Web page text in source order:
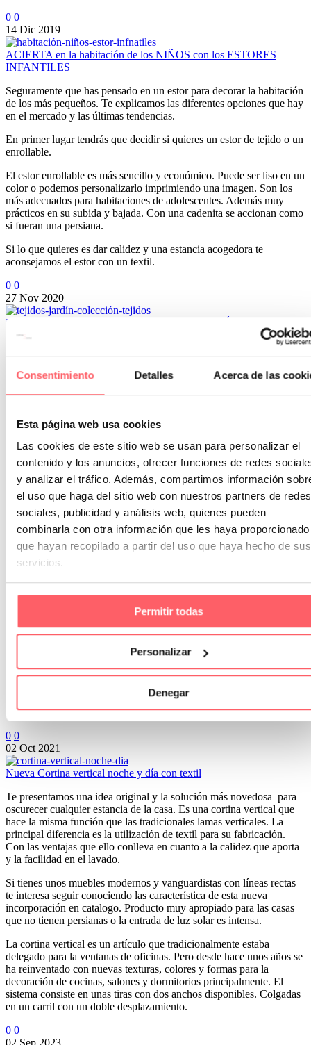
Consentimiento Detalles Acerca de las
Esta página web usa cookies
Las cookies de este sitio web se usan para personalizar el
contenido y los anuncios, ofrecer funciones de redes
y analizar el tráfico. Además, compartimos información
el uso que haga del sitio web con nuestros partners de redes
sociales, publicidad y análisis web, quienes pueden
combinarla con otra información que les haya proporcionado
que hayan recopilado a partir del uso que haya hecho de sus
servicios.
Permitir todas
Personalizar
Denegar
0 0
14 Dic 2019
ACIERTA en la habitación de los NIÑOS con los ESTORES
INFANTILES
Seguramente que has pensado en un estor para decorar la habitación
de los más pequeños. Te explicamos las diferentes opciones que hay
en el mercado y las últimas tendencias.
En primer lugar tendrás que decidir si quieres un estor de tejido o un
enrollable.
El estor enrollable es más sencillo y económico. Puede ser liso en un
color o podemos personalizarlo imprimiendo una imagen. Son los
más adecuados para habitaciones de adolescentes. Además muy
prácticos en su subida y bajada. Con una cadenita se accionan como
si fueran una persiana.
Si lo que quieres es dar calidez y una estancia acogedora te
aconsejamos el estor con un textil.
0 0
27 Nov 2020
Renueva el mobiliario de jardín con la COLECCIÓN VELERO
Estamos a unos días del comienzo de verano y ya apetecen esas
tardes o noches en la terraza o patio disfrutando de los amigos y la
familia. Más en estos momentos tan difíciles donde esta estancia de
la casa se ha convertido en nuestro espacio favorito.
condiciones debido al paso del tiempo y la incidencia del sol.
Notarás que ha perdido la frescura que tenía el primer año. No es
necesario comprar otro. Te sorprendería el cambio que dan tus
muebles de exterior con una renovación del textil.
Para ayudarte te presentamos LA COLECCIÓN de tejidos
VELERO. Una extensa gama de referencias en lisos o rayas con
unas características especiales.
En primer lugar son textiles impermeabilizados.
0
0
14 May 2020
Novedad en estampado para cortinas: los motivos geométricos.
Si hay una tendencia clara en los muestrarios de las nuevas
colecciones son las formas abstractas. Están presente tanto en tejidos
de tapicería como en textiles para visillos.
Pueden ser espigas, rectángulos o cuadrados, formas irregulares,
círculos…. Todo tiene cabida.
Si no quieres recargar, una opción muy utilizada en elegir un cortina
lisa por la parte alta y solo poner el estampado en los bajos
0 0
02 Oct 2021
Nueva Cortina vertical noche y día con textil
Te presentamos una idea original y la solución más novedosa para
oscurecer cualquier estancia de la casa. Es una cortina vertical que
hace la misma función que las tradicionales lamas verticales. La
principal diferencia es la utilización de textil para su fabricación.
Con las ventajas que ello conlleva en cuanto a la calidez que aporta
y la facilidad en el lavado.
Si tienes unos muebles modernos y vanguardistas con líneas rectas
te interesa seguir conociendo las característica de esta nueva
incorporación en catalogo. Producto muy apropiado para las casas
que no tienen persianas o la entrada de luz solar es intensa.
La cortina vertical es un artículo que tradicionalmente estaba
delegado para la ventanas de oficinas. Pero desde hace unos años se
ha reinventado con nuevas texturas, colores y formas para la
decoración de cocinas, salones y dormitorios principalmente. El
sistema consiste en unas tiras con dos anchos disponibles. Colgadas
en un carril con un doble desplazamiento.
0 0
02 Sep 2023